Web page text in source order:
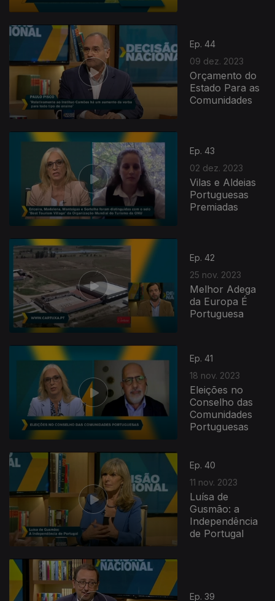
Ep. 44
09 dez. 2023
Orçamento do
Estado Para as
Comunidades
Ep. 43
02 dez. 2023
Vilas e Aldeias
Portuguesas
Premiadas
Ep. 42
25 nov. 2023
Melhor Adega
da Europa É
Portuguesa
Ep. 41
18 nov. 2023
Eleições no
Conselho das
Comunidades
Portuguesas
Ep. 40
11 nov. 2023
Luísa de
Gusmão: a
Independência
de Portugal
Ep. 39